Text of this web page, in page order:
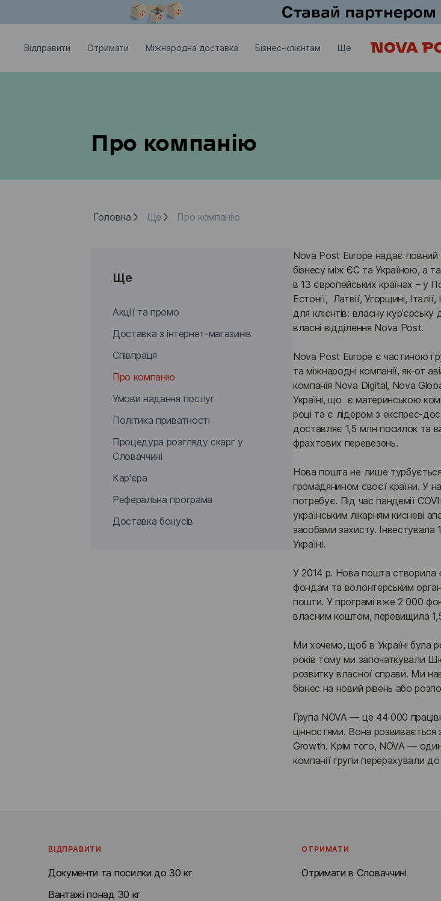
Відправити Отримати Міжнародна доставка Бізнес-клієнтам Ще
Про компанію
Головна
Ще Про компанію
Ще
Акції та промо
Доставка з інтернет-магазинів
Співпраця
Про компанію
Умови надання послуг
Політика приватності
Процедура розгляду скарг у
Словаччині
Кар'єра
Реферальна програма
Доставка бонусів
Nova Post Europe надає повний
бізнесу між ЄС та Україною, а
в 13 європейських країнах – у
Естонії,  Латвії, Угорщині,
для клієнтів: власну
власні відділення Nova Post.
Nova Post Europe є частиною
та міжнародні компанії, як-от
компанія Nova Digital, Nova
Україні, що  є материнською
році та є лідером з експрес-
доставляє 1,5 млн посилок та
фрахтових перевезень.
Нова пошта не лише турбується
громадянином своєї країни. У
потребує. Під час пандемії
українським лікарням кисневі
засобами захисту. Інвестувала
Україні.
У 2014 р. Нова пошта створила
фондам та волонтерським
пошти. У програмі вже 2 000
власним коштом, перевищила
Ми хочемо, щоб в Україні була
років тому ми започаткували
розвитку власної справи. Ми
бізнес на новий рівень або
Група NOVA — це 44 000
цінностями. Вона
Growth. Крім того, NOVA — один
компанії групи перерахували
ВІДПРАВИТИ
Документи та посилки до 30 кг
Вантажі понад 30 кг
ОТРИМАТИ
Отримати в Словаччині